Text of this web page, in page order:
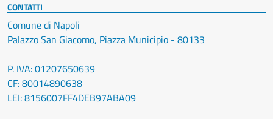
CONTATTI
Comune di Napoli
Palazzo San Giacomo, Piazza Municipio - 80133
P. IVA: 01207650639
CF: 80014890638
LEI: 8156007FF4DEB97ABA09